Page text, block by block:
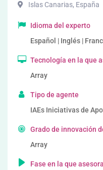
Islas Canarias, España
Idioma del experto
Español | Inglés |
Tecnología en la que
Array
Tipo de agente
IAEs Iniciativas de
Grado de innovación
Array
Fase en la que asesora